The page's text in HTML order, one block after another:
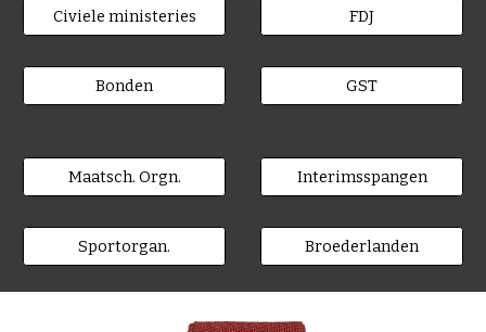
Civiele ministeries
Bonden
FDJ
GST
Maatsch. Orgn.
Sportorgan.
Interimsspangen
Broederlanden